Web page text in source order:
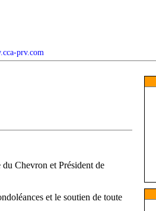
prv.com
Chevron et Président de
et le soutien de toute